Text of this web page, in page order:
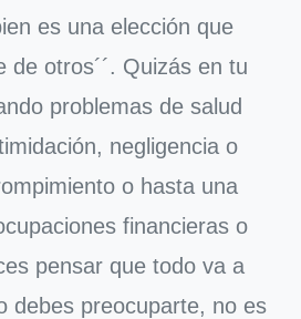
es una elección que
de otros´´. Quizás en tu
problemas de salud
negligencia o
o hasta una
financieras o
pensar que todo va a
debes preocuparte, no es